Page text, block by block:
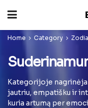
Home Category
Kategorijoje
jautriu, empatišku ir
kuria artumą per